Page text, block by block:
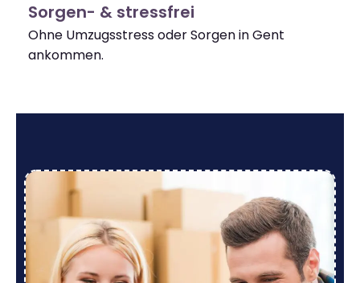
Sorgen- & stressfrei
Ohne Umzugsstress oder Sorgen in Gent
ankommen.